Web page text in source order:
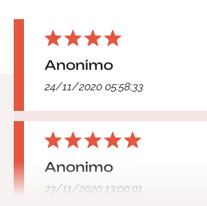
Anonimo
24/11/2020 05:58:33
Anonimo
23/11/2020 13:00:01